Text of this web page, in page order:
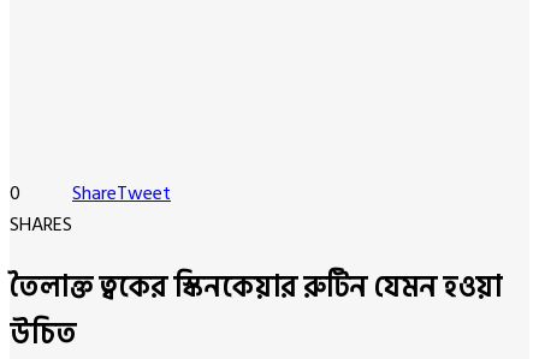
0
SHARES
ShareTweet
তৈলাক্ত ত্বকের স্কিনকেয়ার রুটিন যেমন হওয়া
উচিত